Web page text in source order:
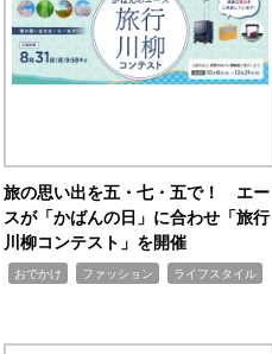
旅の思い出を五・七・五で！ エー
スが「かばんの日」に合わせ「旅行
川柳コンテスト」を開催
おでかけ ファッション ライフスタイル